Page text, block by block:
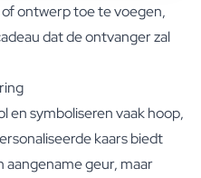
ontwerp toe te voegen,
dat de ontvanger zal
en symboliseren vaak hoop,
kaars biedt
aangename geur, maar